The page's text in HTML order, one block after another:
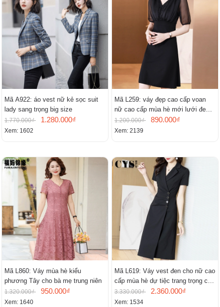
Mã A922: áo vest nữ kẻ sọc suit
lady sang trọng big size
1.770.000₫ 1.280.000₫
Xem: 1602
Mã L259: váy đẹp cao cấp voan
nữ cao cấp mùa hè mới lưới đen
cao cấp khí chất nhỏ tay ngắn
1.200.000₫ 890.000₫
Xem: 2139
Mã L860: Váy mùa hè kiểu
phương Tây cho bà mẹ trung niên
1.320.000₫ 950.000₫
Xem: 1640
Mã L619: Váy vest đen cho nữ cao
cấp mùa hè dự tiệc trang trọng cao
cấp
3.330.000₫ 2.360.000₫
Xem: 1534